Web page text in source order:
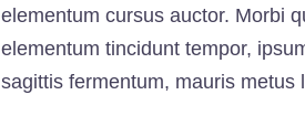
elementum cursus auctor. Morbi
elementum tincidunt tempor,
sagittis fermentum, mauris metus